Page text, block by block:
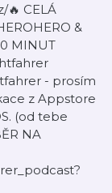
🔥 CELÁ
&
MINUT
- prosím
z Appstore
(od tebe
NA